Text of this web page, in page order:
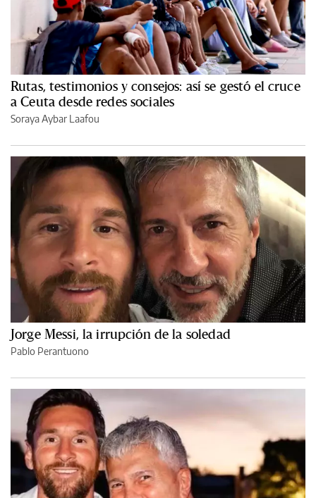
Rutas, testimonios y consejos: así se gestó el cruce
a Ceuta desde redes sociales
Soraya Aybar Laafou
Jorge Messi, la irrupción de la soledad
Pablo Perantuono